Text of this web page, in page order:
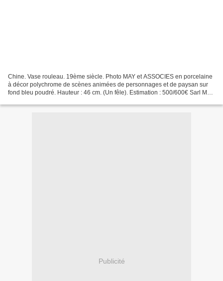
Chine. Vase rouleau. 19ème siècle. Photo MAY et ASSOCIES en porcelaine
à décor polychrome de scènes animées de personnages et de paysan sur
fond bleu poudré. Hauteur : 46 cm. (Un fêle). Estimation : 500/600€ Sarl MAY
Publicité